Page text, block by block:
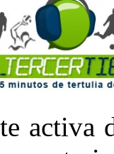
activa